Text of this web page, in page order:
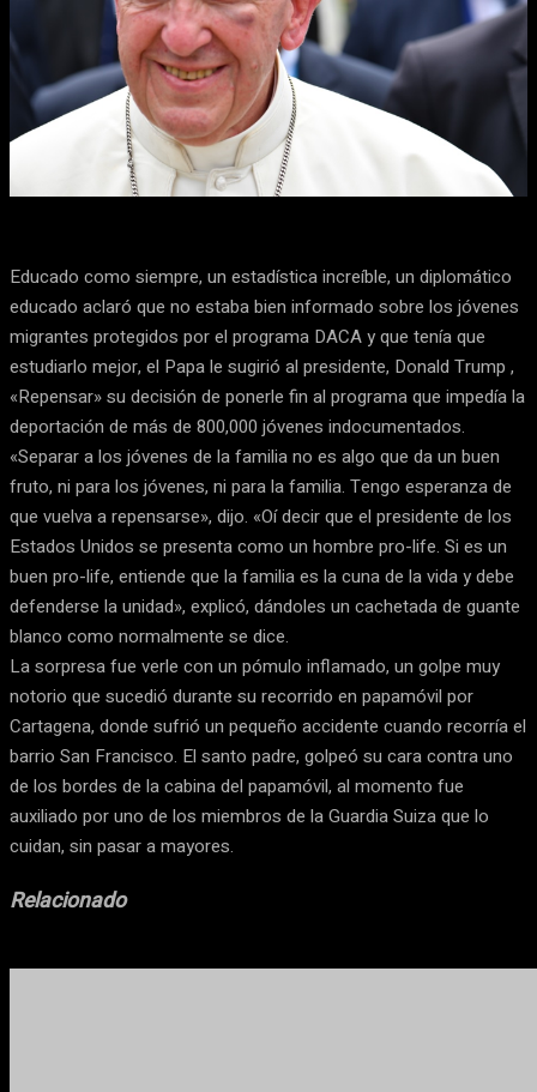
Facebook X WhatsApp
Educado como siempre, un estadística increíble, un diplomático
educado aclaró que no estaba bien informado sobre los jóvenes
migrantes protegidos por el programa DACA y que tenía que
estudiarlo mejor, el Papa le sugirió al presidente, Donald Trump ,
«Repensar» su decisión de ponerle fin al programa que impedía la
deportación de más de 800,000 jóvenes indocumentados.
«Separar a los jóvenes de la familia no es algo que da un buen
fruto, ni para los jóvenes, ni para la familia. Tengo esperanza de
que vuelva a repensarse», dijo. «Oí decir que el presidente de los
Estados Unidos se presenta como un hombre pro-life. Si es un
buen pro-life, entiende que la familia es la cuna de la vida y debe
defenderse la unidad», explicó, dándoles un cachetada de guante
blanco como normalmente se dice.
La sorpresa fue verle con un pómulo inflamado, un golpe muy
notorio que sucedió durante su recorrido en papamóvil por
Cartagena, donde sufrió un pequeño accidente cuando recorría el
barrio San Francisco. El santo padre, golpeó su cara contra uno
de los bordes de la cabina del papamóvil, al momento fue
auxiliado por uno de los miembros de la Guardia Suiza que lo
cuidan, sin pasar a mayores.
Relacionado